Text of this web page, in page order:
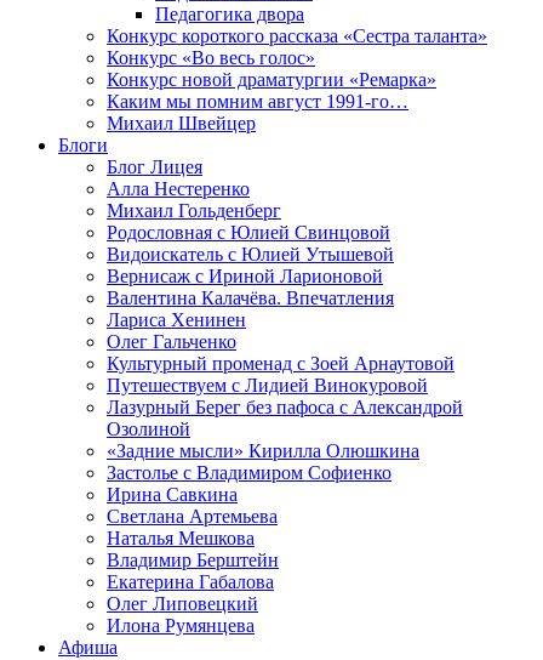
Педагогика двора
Конкурс короткого рассказа «Сестра таланта»
Конкурс «Во весь голос»
Конкурс новой драматургии «Ремарка»
Каким мы помним август 1991-го…
Михаил Швейцер
Блоги
Блог Лицея
Алла Нестеренко
Михаил Гольденберг
Родословная с Юлией Свинцовой
Видоискатель с Юлией Утышевой
Вернисаж с Ириной Ларионовой
Валентина Калачёва. Впечатления
Лариса Хенинен
Олег Гальченко
Культурный променад с Зоей Арнаутовой
Путешествуем с Лидией Винокуровой
Лазурный Берег без пафоса с Александрой
Озолиной
«Задние мысли» Кирилла Олюшкина
Застолье с Владимиром Софиенко
Ирина Савкина
Светлана Артемьева
Наталья Мешкова
Владимир Берштейн
Екатерина Габалова
Олег Липовецкий
Илона Румянцева
Афиша